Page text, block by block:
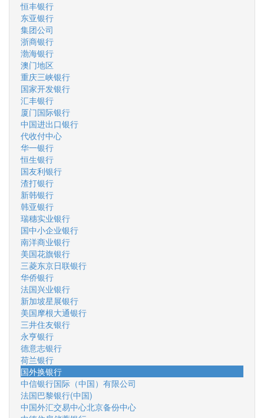
恒丰银行
东亚银行
集团公司
浙商银行
渤海银行
澳门地区
重庆三峡银行
国家开发银行
汇丰银行
厦门国际银行
中国进出口银行
代收付中心
华一银行
恒生银行
国友利银行
渣打银行
新韩银行
韩亚银行
瑞穗实业银行
国中小企业银行
南洋商业银行
美国花旗银行
三菱东京日联银行
华侨银行
法国兴业银行
新加坡星展银行
美国摩根大通银行
三井住友银行
永亨银行
德意志银行
荷兰银行
国外换银行
中信银行国际（中国）有限公司
法国巴黎银行(中国)
中国外汇交易中心北京备份中心